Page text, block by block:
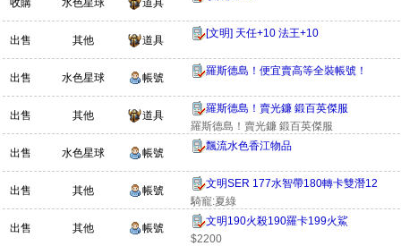
收購 水色星球 道具
出售 其他 道具
[文明] 天任+10 法王+10
出售 水色星球 帳號
羅斯德島！便宜賣高等全裝帳號！
出售 其他 道具
羅斯德島！賣光鐮 鍛百英傑服
羅斯德島！賣光鐮 鍛百英傑服
出售 水色星球 帳號
飄流水色香江物品
出售 其他 帳號
文明SER 177水智帶180轉卡雙潛12
騎寵:夏綠
出售 其他 帳號
文明190火殺190羅卡199火鯊
$2200